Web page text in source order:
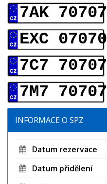
7AK 70707
EXC 07070
7C7 70707
7M7 70707
INFORMACE O SPZ
Datum rezervace
Datum přidělení